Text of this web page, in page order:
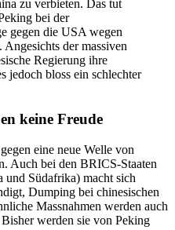
zu verbieten. Das tut
bei der
gegen die USA wegen
der massiven
Regierung ihre
jedoch bloss ein schlechter
keine Freude
eine neue Welle von
Auch bei den BRICS-Staaten
Südafrika) macht sich
Dumping bei chinesischen
Massnahmen werden auch
werden sie von Peking